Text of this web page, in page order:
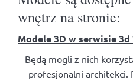
wnętrz na stronie:
Modele 3D w serwisie 3d
Będą mogli z nich
profesjonalni architekci.